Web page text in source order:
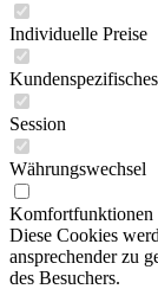
Individuelle Preise
Session
Währungswechsel
Komfortfunktionen
Diese Cookies
ansprechender zu
des Besuchers.